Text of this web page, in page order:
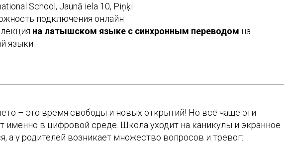
School, Jaunā iela 10, Piņķi
подключения онлайн
лекция на латышском языке с синхронным переводом на
языки.
– это время свободы и новых открытий! Но всё чаще эти
именно в цифровой среде. Школа уходит на каникулы и экранное
а у родителей возникает множество вопросов и тревог: